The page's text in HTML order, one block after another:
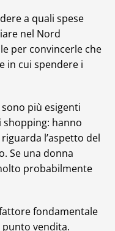
a quali spese
nel Nord
per convincerle che
in cui spendere i
più esigenti
hanno
l’aspetto del
Se una donna
probabilmente
fondamentale
vendita.